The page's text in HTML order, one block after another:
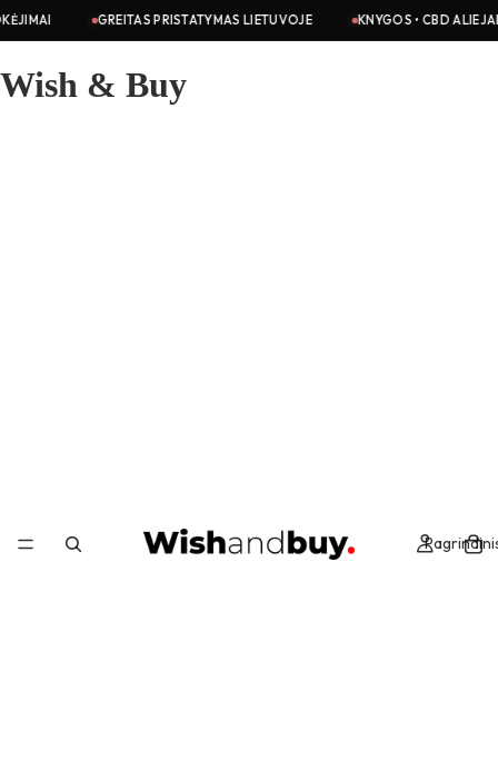
GREITAS PRISTATYMAS LIETUVOJE KNYGOS • CBD ALIEJAI •
Wish & Buy